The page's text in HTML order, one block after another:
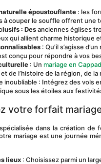
époustouflante : les
à couper le souffle offrent une
: Des anciennes églises
qui allient charme historique
: Qu’il s’agisse
conçu pour répondre à vos
: Un mariage en
de l’histoire de la région, de
inoubliable : Intégrez des vols
sous les étoiles aux
votre forfait
dans la création de
mariage est une journée
lieux : Choisissez parmi un